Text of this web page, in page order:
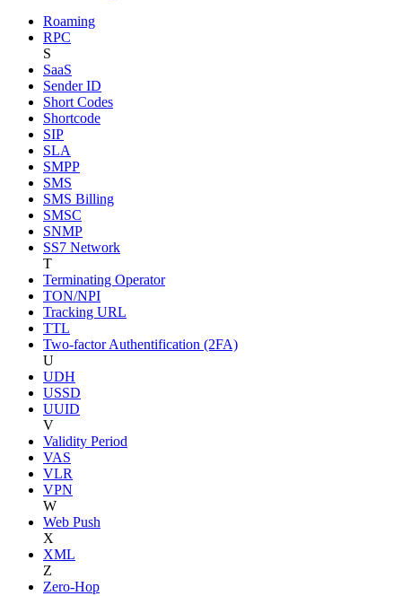
Roaming
RPC
S
SaaS
Sender ID
Short Codes
Shortcode
SIP
SLA
SMPP
SMS
SMS Billing
SMSC
SNMP
SS7 Network
T
Terminating Operator
TON/NPI
Tracking URL
TTL
Two-factor Authentification (2FA)
U
UDH
USSD
UUID
V
Validity Period
VAS
VLR
VPN
W
Web Push
X
XML
Z
Zero-Hop